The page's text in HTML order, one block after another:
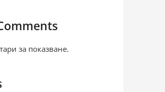
за показване.